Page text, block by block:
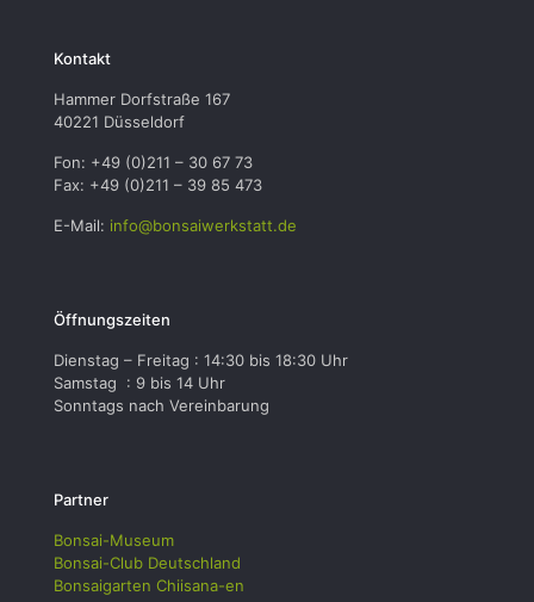
Kontakt
Hammer Dorfstraße 167
40221 Düsseldorf
Fon: +49 (0)211 – 30 67 73
Fax: +49 (0)211 – 39 85 473
E-Mail: info@bonsaiwerkstatt.de
Öffnungszeiten
Dienstag – Freitag : 14:30 bis 18:30 Uhr
Samstag : 9 bis 14 Uhr
Sonntags nach Vereinbarung
Partner
Bonsai-Museum
Bonsai-Club Deutschland
Bonsaigarten Chiisana-en